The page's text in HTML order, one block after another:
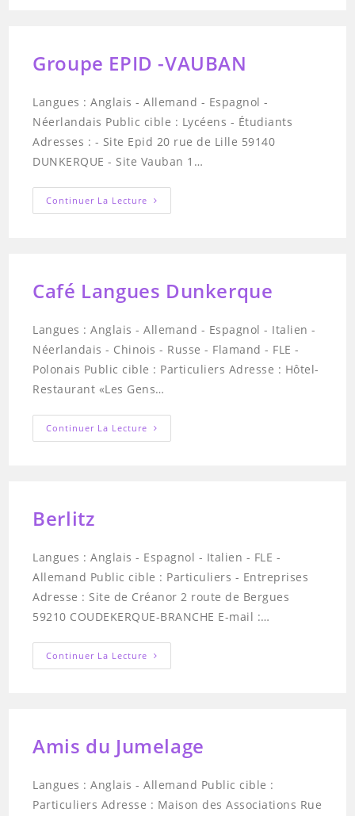
Groupe EPID -VAUBAN
Langues : Anglais - Allemand - Espagnol -
Néerlandais Public cible : Lycéens - Étudiants
Adresses : - Site Epid 20 rue de Lille 59140
DUNKERQUE - Site Vauban 1…
Continuer La Lecture Groupe
EPID
Café Langues Dunkerque
Langues : Anglais - Allemand - Espagnol - Italien -
Néerlandais - Chinois - Russe - Flamand - FLE -
Polonais Public cible : Particuliers Adresse : Hôtel-
Restaurant «Les Gens…
Continuer La Lecture Café
Langues
Berlitz
Langues : Anglais - Espagnol - Italien - FLE -
Allemand Public cible : Particuliers - Entreprises
Adresse : Site de Créanor 2 route de Bergues
59210 COUDEKERQUE-BRANCHE E-mail :…
Continuer La Lecture Berlitz
Amis du Jumelage
Langues : Anglais - Allemand Public cible :
Particuliers Adresse : Maison des Associations Rue